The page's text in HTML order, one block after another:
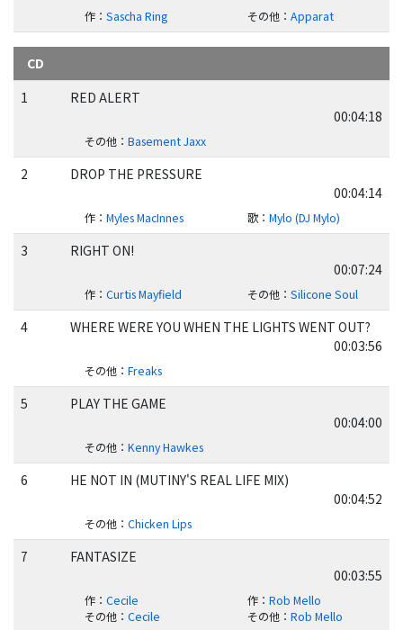
作： Sascha Ring その他： Apparat
CD
1
RED ALERT
00:04:18
その他： Basement Jaxx
2
DROP THE PRESSURE
00:04:14
作： Myles MacInnes 歌： Mylo (DJ Mylo)
3
RIGHT ON!
00:07:24
作： Curtis Mayfield その他： Silicone Soul
4
WHERE WERE YOU WHEN THE LIGHTS WENT OUT?
00:03:56
その他： Freaks
5
PLAY THE GAME
00:04:00
その他： Kenny Hawkes
6
HE NOT IN (MUTINY'S REAL LIFE MIX)
00:04:52
その他： Chicken Lips
7
FANTASIZE
00:03:55
作： Cecile 作： Rob Mello
その他： Cecile その他： Rob Mello